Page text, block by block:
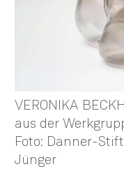
VERONIKA
aus der
Foto: Danner-
Jünger